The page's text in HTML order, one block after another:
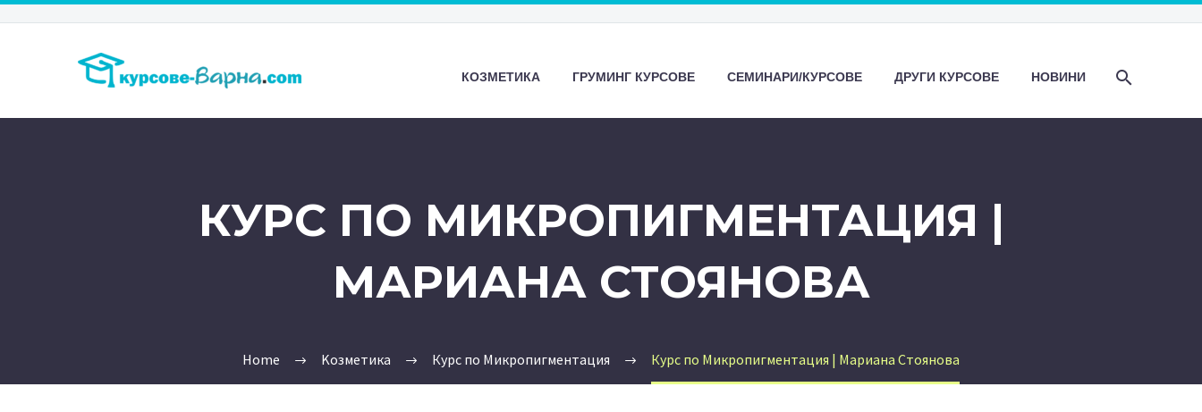
КОЗМЕТИКА ГРУМИНГ КУРСОВЕ СЕМИНАРИ/КУРСОВЕ ДРУГИ КУРСОВЕ НОВИНИ
КУРС ПО МИКРОПИГМЕНТАЦИЯ |
МАРИАНА СТОЯНОВА
Home Kозметика Курс по Микропигментация Курс по Микропигментация | Мариана Стоянова